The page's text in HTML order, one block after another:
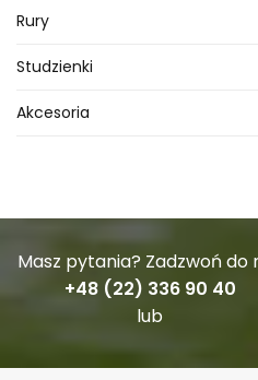
Rury
Studzienki
Akcesoria
Masz pytania? Zadzwoń do
+48 (22) 336 90 40
lub